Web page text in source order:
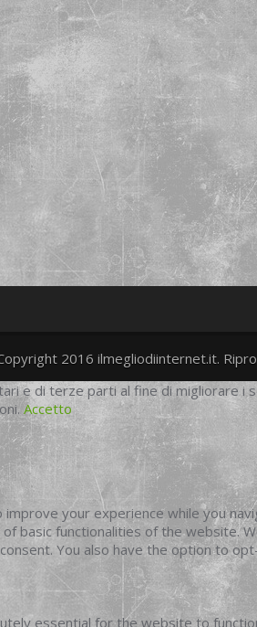
2016 ilmegliodiinternet.it.
e di terze parti al fine di migliorare i
Accetto
improve your experience while you
basic functionalities of the website.
You also have the option to
essential for the website to